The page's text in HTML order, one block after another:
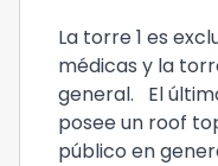
La torre 1 es
médicas y la
general. El
posee un roof
público en